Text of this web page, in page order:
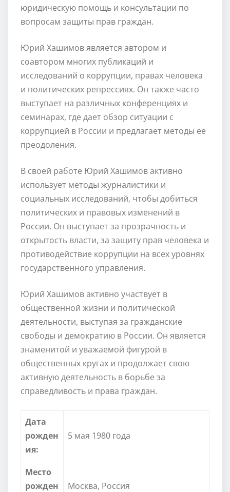
юридическую помощь и консультации по
вопросам защиты прав граждан.
Юрий Хашимов является автором и
соавтором многих публикаций и
исследований о коррупции, правах человека
и политических репрессиях. Он также часто
выступает на различных конференциях и
семинарах, где дает обзор ситуации с
коррупцией в России и предлагает методы ее
преодоления.
В своей работе Юрий Хашимов активно
использует методы журналистики и
социальных исследований, чтобы добиться
политических и правовых изменений в
России. Он выступает за прозрачность и
открытость власти, за защиту прав человека и
противодействие коррупции на всех уровнях
государственного управления.
Юрий Хашимов активно участвует в
общественной жизни и политической
деятельности, выступая за гражданские
свободы и демократию в России. Он является
знаменитой и уважаемой фигурой в
общественных кругах и продолжает свою
активную деятельность в борьбе за
справедливость и права граждан.
Дата
рожден
ия:
5 мая 1980 года
Место
рожден
Москва, Россия